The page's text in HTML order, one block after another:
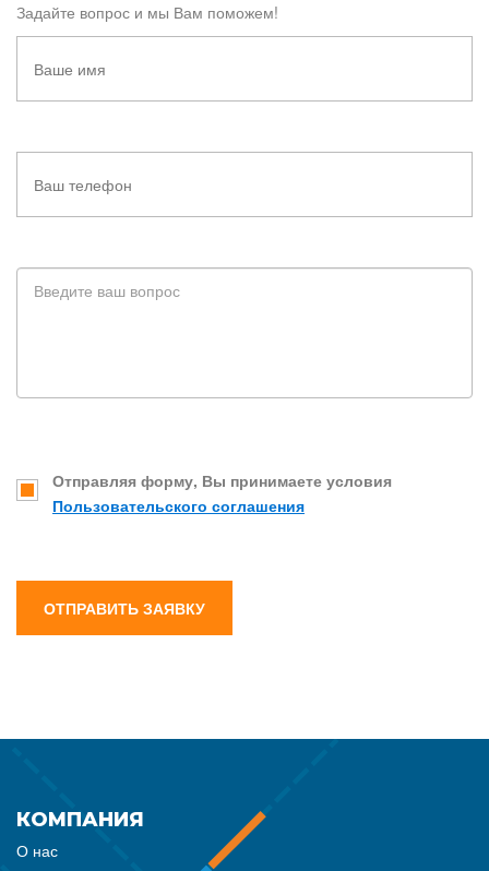
Задайте вопрос и мы Вам поможем!
Отправляя форму, Вы принимаете условия
Пользовательского соглашения
ОТПРАВИТЬ ЗАЯВКУ
КОМПАНИЯ
О нас